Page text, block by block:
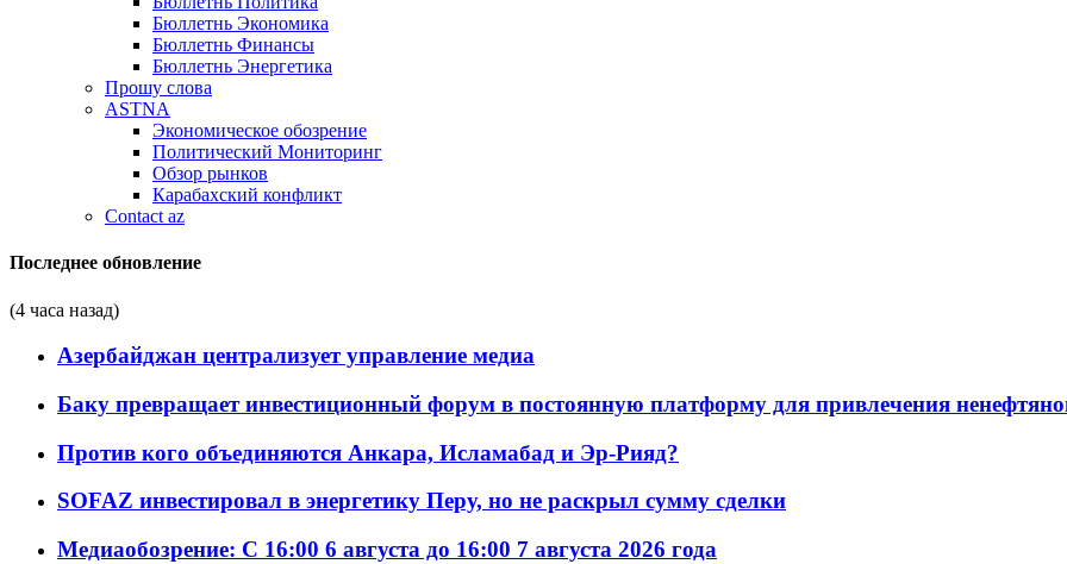
Бюллетнь Экономика
Бюллетнь Финансы
Бюллетнь Энергетика
Прошу слова
ASTNA
Экономическое обозрение
Политический Мониторинг
Обзор рынков
Карабахский конфликт
Contact az
Последнее обновление
(4 часа назад)
Азербайджан централизует управление медиа
Баку превращает инвестиционный форум в постоянную платформу для привлечения
Против кого объединяются Анкара, Исламабад и Эр-Рияд?
SOFAZ инвестировал в энергетику Перу, но не раскрыл сумму сделки
Медиаобозрение: С 16:00 6 августа до 16:00 7 августа 2026 года